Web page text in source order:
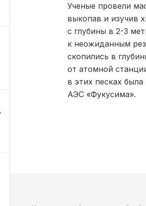
Ученые провели
выкопав и изучив
с глубины в 2-3
к неожиданным
скопились в
от атомной
в этих песках
АЭС «Фукусима».